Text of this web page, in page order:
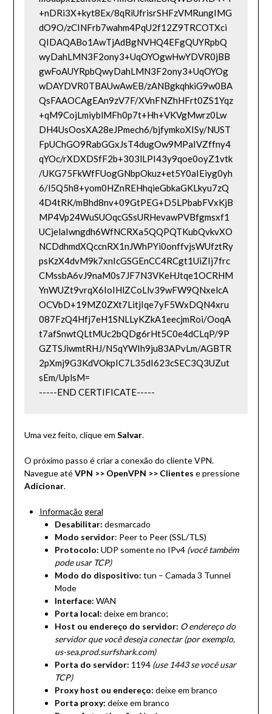
+nDRi3X+kyt8Ex/8qRiUfrisrSHFzVMRungIMG
dO9O/zCINFrb7wahm4PqU2f12Z9TRCOTXci
QIDAQABo1AwTjAdBgNVHQ4EFgQUYRpbQ
wyDahLMN3F2ony3+UqOYOgwHwYDVR0jBB
gwFoAUYRpbQwyDahLMN3F2ony3+UqOYOg
wDAYDVR0TBAUwAwEB/zANBgkqhkiG9w0BA
QsFAAOCAgEAn9zV7F/XVnFNZhHFrt0ZS1Yqz
+qM9CojLmiyblMFh0p7t+Hh+VKVgMwrz0Lw
DH4UsOosXA28eJPmech6/bjfymkoXISy/NUST
FpUChGO9RabGGxJsT4dugOw9MPaIVZffny4
qYOc/rXDXDSfF2b+303lLPI43y9qoe0oyZ1vtk
/UKG75FkWfFUogGNbpOkuz+et5Y0aIEiyg0yh
6/l5Q5h8+yom0HZnREHhqieGbkaGKLkyu7zQ
4D4tRK/mBhd8nv+09GtPEG+D5LPbabFVxKjB
MP4Vp24WuSUOqcGSsURHevawPVBfgmsxf1
UCjelaIwngdh6WfNCRXa5QQPQTKubQvkvXO
NCDdhmdXQccnRX1nJWhPYi0onffvjsWUfztRy
psKzX4dvM9k7xnIcGSGEnCC4RCgt1UiZIj7frc
CMssbA6vJ9naM0s7JF7N3VKeHJtqe1OCRHM
YnWUZt9vrqX6IoIHlZCoLlv39wFW9QNxelcA
OCVbD+19MZ0ZXt7LitjIqe7yF5WxDQN4xru
087FzQ4Hfj7eH1SNLLyKZkA1eecjmRoi/OoqA
t7afSnwtQLtMUc2bQDg6rHt5C0e4dCLqP/9P
GZTSJiwmtRHJ/N5qYWIh9ju83APvLm/AGBTR
2pXmj9G3KdVOkpIC7L35dI623cSEC3Q3UZut
sEm/UplsM=
-----END CERTIFICATE-----
Uma vez feito, clique em Salvar.
O próximo passo é criar a conexão do cliente VPN.
Navegue atéVPN >> OpenVPN >> Clientes e pressione
Adicionar.
Informação geral
Desabilitar: desmarcado
Modo servidor: Peer to Peer (SSL/TLS)
Protocolo: UDP somente no IPv4 (você também
pode usar TCP)
Modo do dispositivo: tun – Camada 3 Tunnel
Mode
Interface: WAN
Porta local: deixe em branco;
Host ou endereço do servidor: O endereço do
servidor que você deseja conectar (por exemplo,
us-sea.prod.surfshark.com)
Porta do servidor: 1194 (use 1443 se você usar
TCP)
Proxy host ou endereço: deixe em branco
Porta proxy: deixe em branco